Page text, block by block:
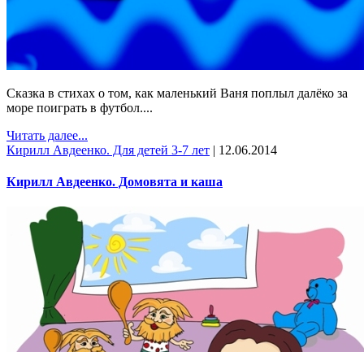
Сказка в стихах о том, как маленький Ваня поплыл далёко за
море поиграть в футбол....
Читать далее...
Кирилл Авдеенко. Для детей 3-7 лет | 12.06.2014
Кирилл Авдеенко. Домовята и каша